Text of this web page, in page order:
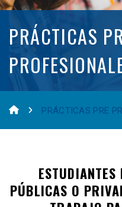
PRÁCTICAS
PRÁCTICAS PRE
PÚBLICAS O